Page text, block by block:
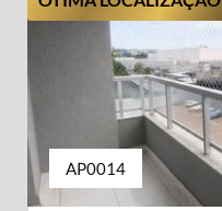
AP0014